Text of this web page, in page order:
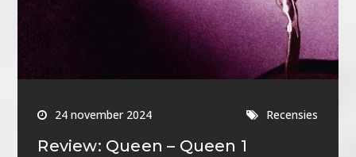
24 november 2024 Recensies
Review: Queen – Queen 1